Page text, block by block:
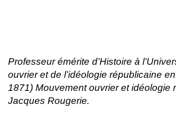
Professeur émérite d’Histoire à
ouvrier et de l’idéologie républicaine
1871) Mouvement ouvrier et
Jacques Rougerie.